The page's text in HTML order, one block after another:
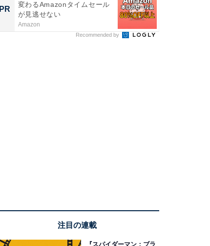
PR
変わるAmazonタイムセール
が見逃せない
Amazon
Recommended by
注目の連載
『スパイダーマン：ブラ